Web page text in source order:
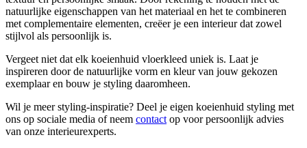
natuurlijke eigenschappen van het materiaal en het te combineren
met complementaire elementen, creëer je een interieur dat zowel
stijlvol als persoonlijk is.
Vergeet niet dat elk koeienhuid vloerkleed uniek is. Laat je
inspireren door de natuurlijke vorm en kleur van jouw gekozen
exemplaar en bouw je styling daaromheen.
Wil je meer styling-inspiratie? Deel je eigen koeienhuid styling met
ons op sociale media of neem contact op voor persoonlijk advies
van onze interieurexperts.